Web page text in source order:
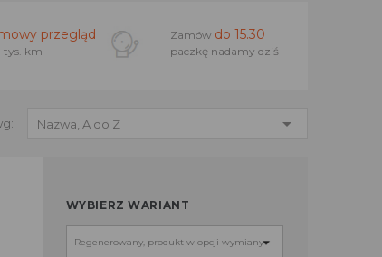
przegląd
tys. km
Zamów do 15.30
paczkę nadamy dziś
Nazwa, A do Z 
WYBIERZ WARIANT